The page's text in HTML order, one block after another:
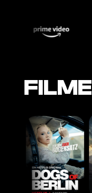
FILME